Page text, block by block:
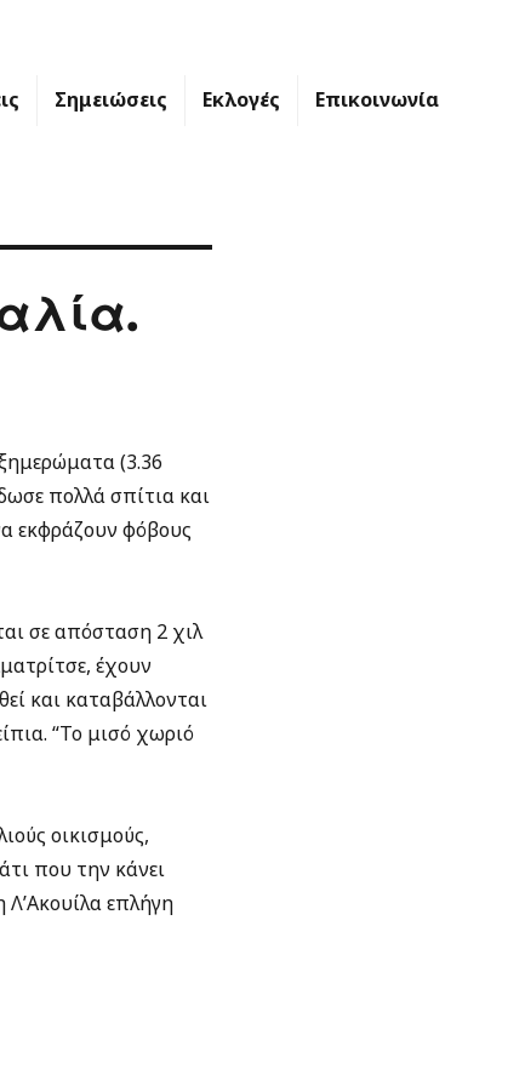
Σημειώσεις Εκλογές Επικοινωνία
(3.36
πολλά σπίτια και
εκφράζουν φόβους
σε απόσταση 2 χιλ
έχουν
και καταβάλλονται
“Το μισό χωριό
οικισμούς,
που την κάνει
Λ’Ακουίλα επλήγη